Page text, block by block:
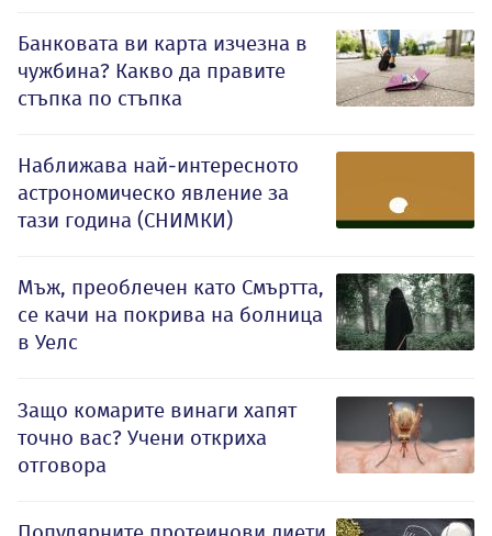
Банковата ви карта изчезна в
чужбина? Какво да правите
стъпка по стъпка
Наближава най-интересното
астрономическо явление за
тази година (СНИМКИ)
Мъж, преоблечен като Смъртта,
се качи на покрива на болница
в Уелс
Защо комарите винаги хапят
точно вас? Учени откриха
отговора